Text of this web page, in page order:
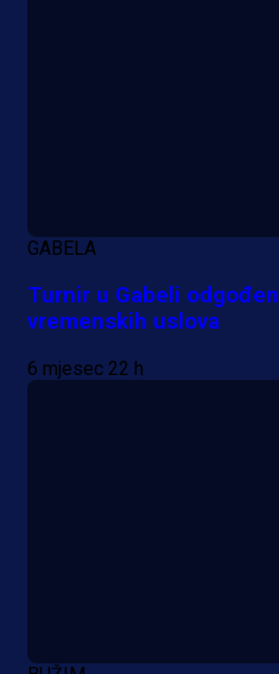
21 h 26 min
GABELA
Turnir u Gabeli
vremenskih uslova
6 mjesec 22 h